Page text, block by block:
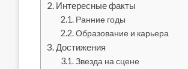
Интересные факты
Ранние годы
Образование и карьера
Достижения
Звезда на сцене